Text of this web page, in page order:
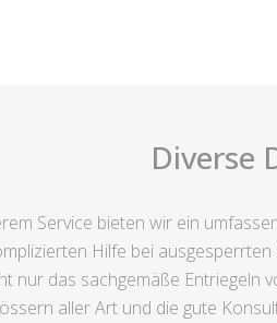
Diverse
Service bieten wir ein
Hilfe bei
nur das sachgemäße Entriegeln
aller Art und die gute